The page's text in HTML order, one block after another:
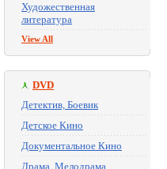
Художественная
литература
View All
DVD
Детектив, Боевик
Детское Кино
Документальное Кино
Драма. Мелодрама